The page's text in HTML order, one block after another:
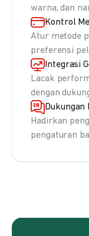
warna, dan
Kontrol
Atur metode
preferensi
Integrasi
Lacak
dengan
Dukungan
Hadirkan
pengaturan